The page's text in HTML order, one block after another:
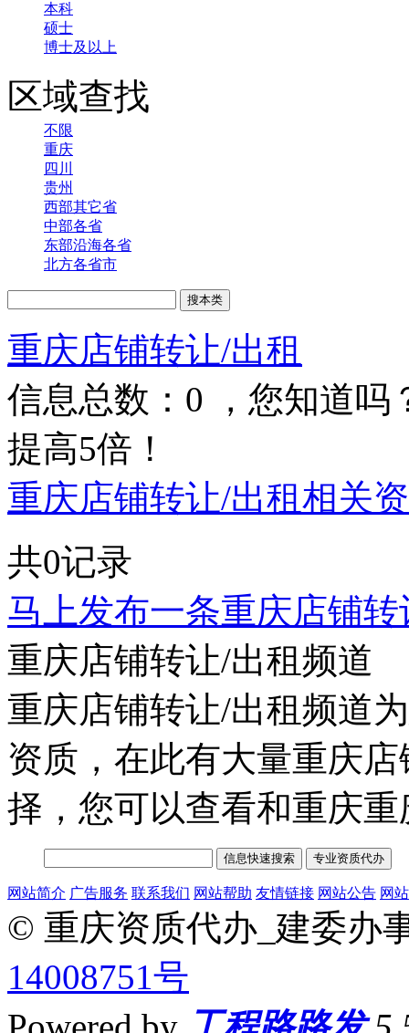
本科
硕士
博士及以上
区域查找
不限
重庆
四川
贵州
西部其它省
中部各省
东部沿海各省
北方各省市
重庆店铺转让/出租
信息总数： 0 ，您知道
提高5倍！
重庆店铺转让/出租相关
共0记录
马上发布一条重庆店铺
重庆店铺转让/出租频道
重庆店铺转让/出租频道
资质，在此有大量重庆
择，您可以查看和重庆
网站简介 广告服务 联系我们 网站帮助 友情链接 网站公告 网
© 重庆资质代办_建委办
14008751号